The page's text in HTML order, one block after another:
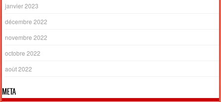
janvier 2023
décembre 2022
novembre 2022
octobre 2022
août 2022
META